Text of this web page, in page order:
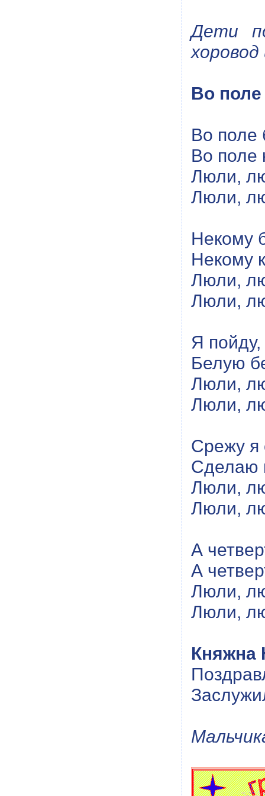
Дети
Во поле
Во поле
Во поле
Люли,
Люли,
Некому
Некому
Люли,
Люли,
Я
Белую
Люли,
Люли,
Срежу я
Сделаю
Люли,
Люли,
А
А
Люли,
Люли,
Княжна